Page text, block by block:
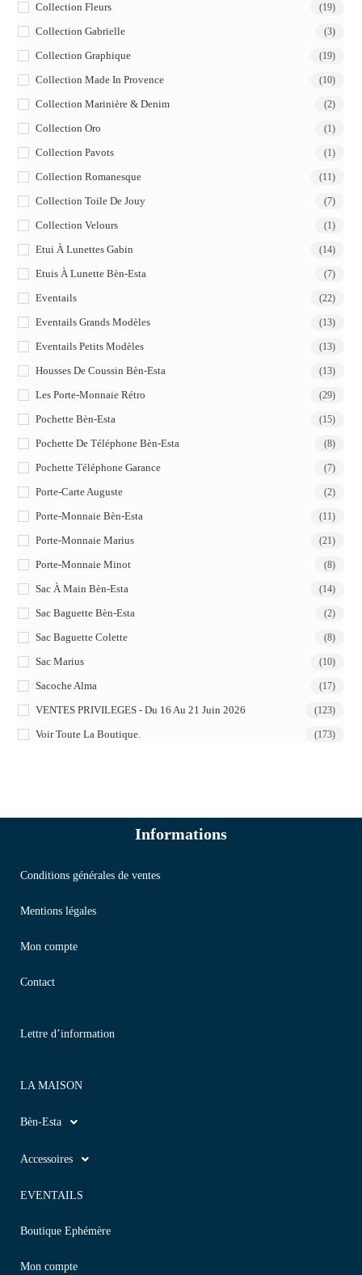
Collection Fleurs (19)
Collection Gabrielle (3)
Collection Graphique (19)
Collection Made In Provence (10)
Collection Marinière & Denim (2)
Collection Oro (1)
Collection Pavots (1)
Collection Romanesque (11)
Collection Toile De Jouy (7)
Collection Velours (1)
Etui À Lunettes Gabin (14)
Etuis À Lunette Bèn-Esta (7)
Eventails (22)
Eventails Grands Modèles (13)
Eventails Petits Modèles (13)
Housses De Coussin Bèn-Esta (13)
Les Porte-Monnaie Rétro (29)
Pochette Bèn-Esta (15)
Pochette De Téléphone Bèn-Esta (8)
Pochette Téléphone Garance (7)
Porte-Carte Auguste (2)
Porte-Monnaie Bèn-Esta (11)
Porte-Monnaie Marius (21)
Porte-Monnaie Minot (8)
Sac À Main Bèn-Esta (14)
Sac Baguette Bèn-Esta (2)
Sac Baguette Colette (8)
Sac Marius (10)
Sacoche Alma (17)
VENTES PRIVILEGES - Du 16 Au 21 Juin 2026 (123)
Voir Toute La Boutique. (173)
Informations
Conditions générales de ventes
Mentions légales
Mon compte
Contact
Lettre d’information
LA MAISON
Bèn-Esta
Accessoires
EVENTAILS
Boutique Ephémère
Mon compte